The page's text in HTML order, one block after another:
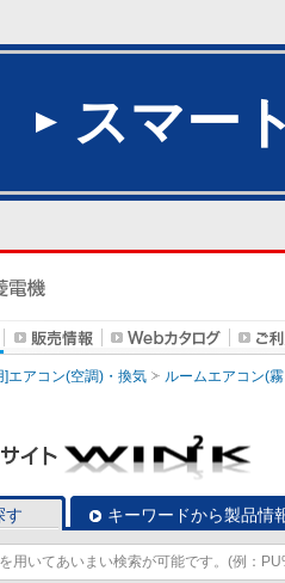
スマー
]エアコン(空調)・換気 ルームエアコン(
す キーワードから製品情